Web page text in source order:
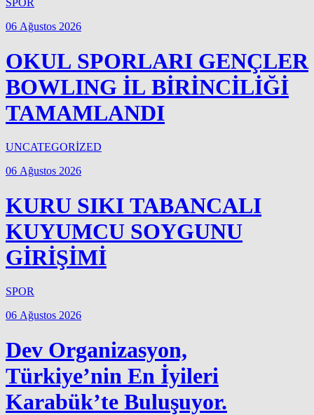
SPOR
06 Ağustos 2026
OKUL SPORLARI GENÇLER
BOWLING İL BİRİNCİLİĞİ
TAMAMLANDI
UNCATEGORİZED
06 Ağustos 2026
KURU SIKI TABANCALI
KUYUMCU SOYGUNU
GİRİŞİMİ
SPOR
06 Ağustos 2026
Dev Organizasyon,
Türkiye’nin En İyileri
Karabük’te Buluşuyor.